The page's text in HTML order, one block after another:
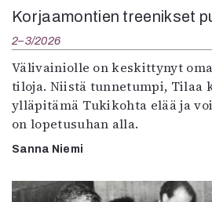
Korjaamontien treenikset
2–3/2026
Välivainiolle on keskittynyt
tiloja. Niistä tunnetumpi, Tilaa
ylläpitämä Tukikohta elää ja
on lopetusuhan alla.
Sanna Niemi